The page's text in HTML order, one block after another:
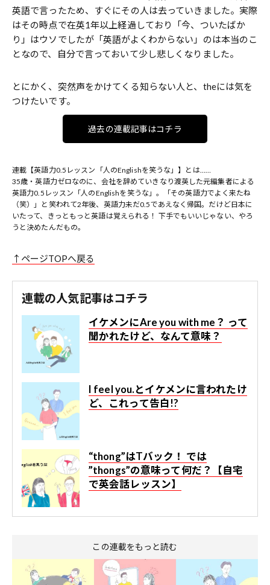
英語で言ったため、すぐにその人は去っていきました。実際
はその時点で在英1年以上経過しており「今、ついたばか
り」はウソでしたが「英語がよくわからない」のは本当のこ
となので、自分で言っておいて少し悲しくなりました。
とにかく、突然声をかけてくる知らない人と、theには気を
つけたいです。
過去の連載記事はコチラ
連載【英語力0.5レッスン「人のEnglishを笑うな」】とは……
35歳・英語力ゼロなのに、会社を辞めていきなり渡英した元編集者による
英語力0.5レッスン「人のEnglishを笑うな」。「その英語力でよく来たね
（笑）」と笑われて2年後、英語力未だ0.5であえなく帰国。だけど日本に
いたって、きっともっと英語は覚えられる！ 下手でもいいじゃない、やろ
うと決めたんだもの。
↑ページTOPへ戻る
連載の人気記事はコチラ
イケメンにAre you with me？ って
聞かれたけど、なんて意味？
I feel you.とイケメンに言われたけ
ど、これって告白!?
“thong”はTバック！ では
”thongs”の意味って何だ？【自宅
で英会話レッスン】
この連載をもっと読む